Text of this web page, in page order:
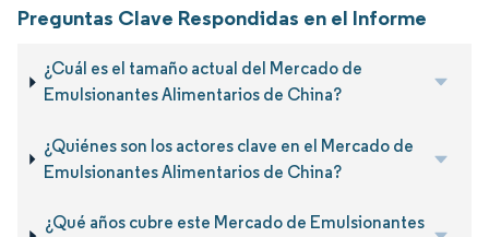
Preguntas Clave Respondidas en el Informe
¿Cuál es el tamaño actual del Mercado de
Emulsionantes Alimentarios de China?
¿Quiénes son los actores clave en el Mercado de
Emulsionantes Alimentarios de China?
¿Qué años cubre este Mercado de Emulsionantes